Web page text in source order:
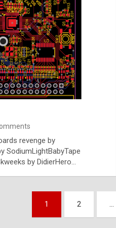
revenge by
SodiumLightBabyTape
by DidierHero…
1 2 …